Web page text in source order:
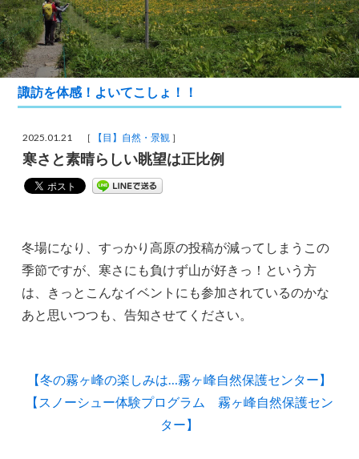
諏訪を体感！よいてこしょ！！
2025.01.21 ［ 【目】自然・景観 ］
寒さと素晴らしい眺望は正比例
冬場になり、すっかり高原の投稿が減ってしまうこの
季節ですが、寒さにも負けず山が好きっ！という方
は、きっとこんなイベントにも参加されているのかな
あと思いつつも、告知させてください。
【冬の霧ヶ峰の楽しみは…霧ヶ峰自然保護センター】
【スノーシュー体験プログラム 霧ヶ峰自然保護セン
ター】